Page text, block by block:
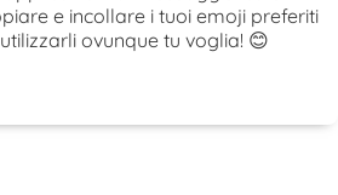
e incollare i tuoi emoji preferiti
ovunque tu voglia! 😊